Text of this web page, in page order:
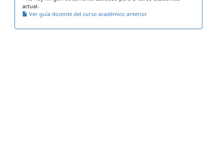
actual-
Ver guía docente del curso académico anterior